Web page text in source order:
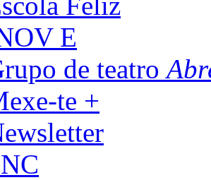
E
de teatro
te +